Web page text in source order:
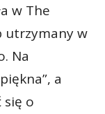
w The
utrzymany w
Na
a
się o